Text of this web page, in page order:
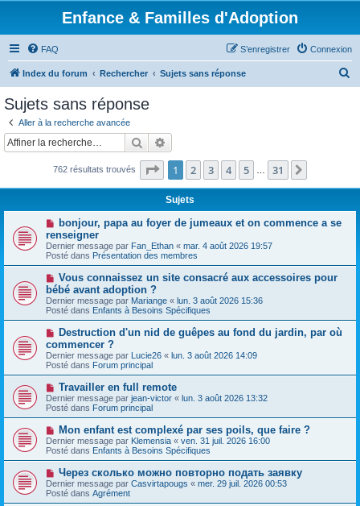
Enfance & Familles d'Adoption
FAQ Connexion
S’enregistrer
Index du forum Rechercher Sujets sans réponse
c
Sujets sans réponse
Aller à la recherche avancée
Rechercher
762 résultats trouvés Page 1sur31
1 2 3 4 5 31
Sujets
N
u
v
e
a
u
m
e
s
a
g
e
bonjour, papa au foyer de jumeaux et on commence a se
renseigner
Dernier message par Fan_Ethan « mar. 4 août 2026 19:57
Posté dans Présentation des membres
N
o
u
v
e
a
m
e
s
a
e
Vous connaissez un site consacré aux accessoires pour
bébé avant adoption ?
Dernier message par Mariange « lun. 3 août 2026 15:36
Posté dans Enfants à Besoins Spécifiques
N
u
v
e
a
m
e
s
s
a
g
e
Destruction d'un nid de guêpes au fond du jardin, par où
commencer ?
Dernier message par Lucie26 « lun. 3 août 2026 14:09
Posté dans Forum principal
N
o
u
v
e
a
u
m
e
s
s
a
g
Travailler en full remote
Dernier message par jean-victor « lun. 3 août 2026 13:32
Posté dans Forum principal
N
o
u
v
e
a
u
m
Mon enfant est complexé par ses poils, que faire ?
Dernier message par Klemensia « ven. 31 juil. 2026 16:00
Posté dans Enfants à Besoins Spécifiques
N
o
u
v
Через сколько можно повторно подать заявку
Dernier message par Casvirtapougs « mer. 29 juil. 2026 00:53
Posté dans Agrément